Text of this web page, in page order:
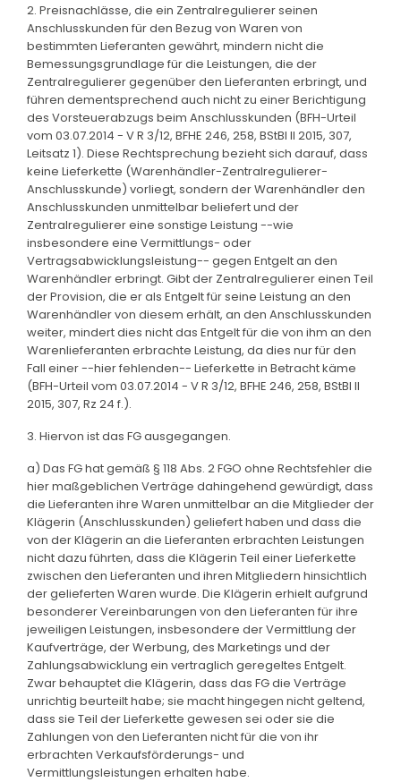
2. Preisnachlässe, die ein Zentralregulierer seinen
Anschlusskunden für den Bezug von Waren von
bestimmten Lieferanten gewährt, mindern nicht die
Bemessungsgrundlage für die Leistungen, die der
Zentralregulierer gegenüber den Lieferanten erbringt, und
führen dementsprechend auch nicht zu einer Berichtigung
des Vorsteuerabzugs beim Anschlusskunden (BFH-Urteil
vom 03.07.2014 - V R 3/12, BFHE 246, 258, BStBl II 2015, 307,
Leitsatz 1). Diese Rechtsprechung bezieht sich darauf, dass
keine Lieferkette (Warenhändler-Zentralregulierer-
Anschlusskunde) vorliegt, sondern der Warenhändler den
Anschlusskunden unmittelbar beliefert und der
Zentralregulierer eine sonstige Leistung --wie
insbesondere eine Vermittlungs- oder
Vertragsabwicklungsleistung-- gegen Entgelt an den
Warenhändler erbringt. Gibt der Zentralregulierer einen Teil
der Provision, die er als Entgelt für seine Leistung an den
Warenhändler von diesem erhält, an den Anschlusskunden
weiter, mindert dies nicht das Entgelt für die von ihm an den
Warenlieferanten erbrachte Leistung, da dies nur für den
Fall einer --hier fehlenden-- Lieferkette in Betracht käme
(BFH-Urteil vom 03.07.2014 - V R 3/12, BFHE 246, 258, BStBl II
2015, 307, Rz 24 f.).
3. Hiervon ist das FG ausgegangen.
a) Das FG hat gemäß § 118 Abs. 2 FGO ohne Rechtsfehler die
hier maßgeblichen Verträge dahingehend gewürdigt, dass
die Lieferanten ihre Waren unmittelbar an die Mitglieder der
Klägerin (Anschlusskunden) geliefert haben und dass die
von der Klägerin an die Lieferanten erbrachten Leistungen
nicht dazu führten, dass die Klägerin Teil einer Lieferkette
zwischen den Lieferanten und ihren Mitgliedern hinsichtlich
der gelieferten Waren wurde. Die Klägerin erhielt aufgrund
besonderer Vereinbarungen von den Lieferanten für ihre
jeweiligen Leistungen, insbesondere der Vermittlung der
Kaufverträge, der Werbung, des Marketings und der
Zahlungsabwicklung ein vertraglich geregeltes Entgelt.
Zwar behauptet die Klägerin, dass das FG die Verträge
unrichtig beurteilt habe; sie macht hingegen nicht geltend,
dass sie Teil der Lieferkette gewesen sei oder sie die
Zahlungen von den Lieferanten nicht für die von ihr
erbrachten Verkaufsförderungs- und
Vermittlungsleistungen erhalten habe.